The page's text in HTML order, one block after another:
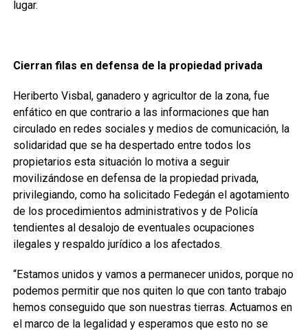
lugar.
Cierran filas en defensa de la propiedad privada
Heriberto Visbal, ganadero y agricultor de la zona, fue
enfático en que contrario a las informaciones que han
circulado en redes sociales y medios de comunicación, la
solidaridad que se ha despertado entre todos los
propietarios esta situación lo motiva a seguir
movilizándose en defensa de la propiedad privada,
privilegiando, como ha solicitado Fedegán el agotamiento
de los procedimientos administrativos y de Policía
tendientes al desalojo de eventuales ocupaciones
ilegales y respaldo jurídico a los afectados.
“Estamos unidos y vamos a permanecer unidos, porque no
podemos permitir que nos quiten lo que con tanto trabajo
hemos conseguido que son nuestras tierras. Actuamos en
el marco de la legalidad y esperamos que esto no se